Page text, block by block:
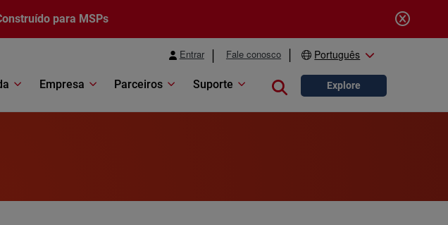
para MSPs
Entrar Fale conosco Português
Empresa Parceiros Suporte Close search
Explore